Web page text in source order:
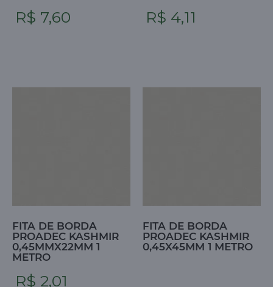
R$ 7,60 R$ 4,11
FITA DE BORDA
PROADEC KASHMIR
0,45MMX22MM 1
METRO
R$ 2,01
FITA DE BORDA
PROADEC KASHMIR
0,45X45MM 1 METRO